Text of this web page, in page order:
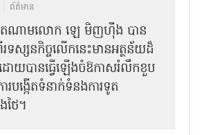
ព័ត៌មាន
វៀតណាមលោក ឡេ មិញហ៊ឹង បាន
ទស្សនកិច្ចលើកនេះមានអត្ថន័យដ៏
យបានធ្វើឡើងចំឱកាសរំលឹកខួប
បង្កើតទំនាក់ទំនងការទូត
ថៃ។